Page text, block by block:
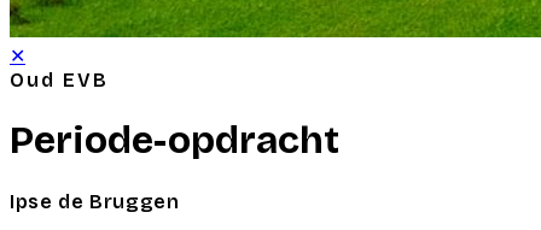
✕
Oud EVB
Periode-opdracht
Ipse de Bruggen